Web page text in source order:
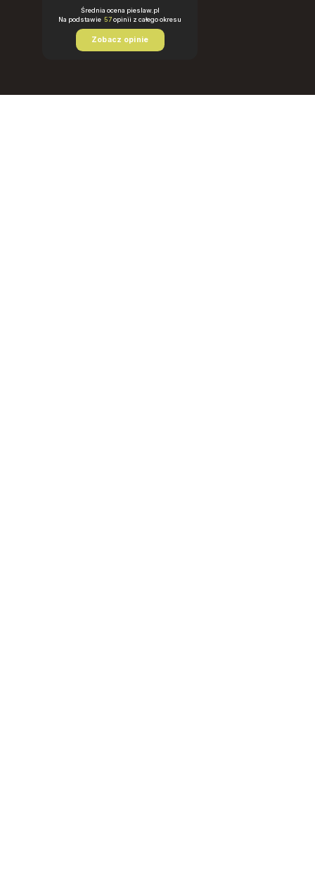
Średnia ocena pieslaw.pl
Na podstawie 57opinii z całego okresu
Zobacz opinie